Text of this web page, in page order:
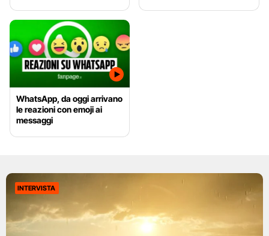
WhatsApp, da oggi arrivano
le reazioni con emoji ai
messaggi
INTERVISTA